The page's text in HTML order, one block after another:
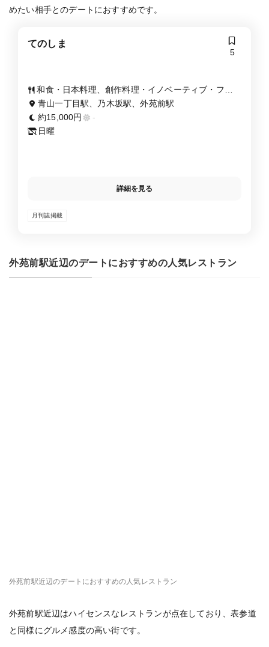
めたい相手とのデートにおすすめです。
てのしま
5
和食・日本料理、創作料理・イノベーティブ・フュ
ージョン
青山一丁目駅、乃木坂駅、外苑前駅
約15,000円
-
日曜
詳細を見る
月刊誌掲載
外苑前駅近辺のデートにおすすめの人気レストラン
外苑前駅近辺のデートにおすすめの人気レストラン
外苑前駅近辺はハイセンスなレストランが点在しており、表参道
と同様にグルメ感度の高い街です。